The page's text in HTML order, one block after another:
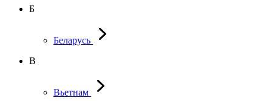
Б
Беларусь
В
Вьетнам